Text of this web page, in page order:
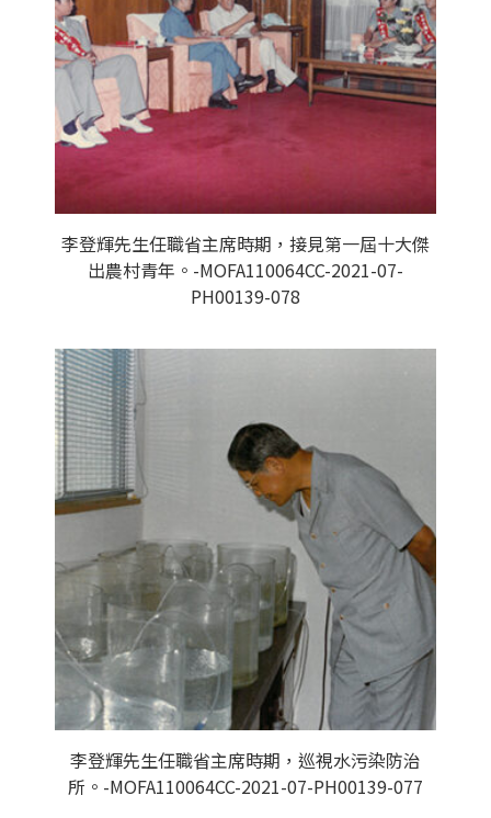
李登輝先生任職省主席時期，接見第一屆十大傑
出農村青年。-MOFA110064CC-2021-07-
PH00139-078
李登輝先生任職省主席時期，巡視水污染防治
所。-MOFA110064CC-2021-07-PH00139-077